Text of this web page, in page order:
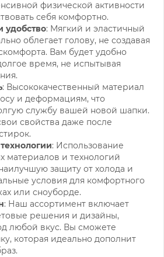
физической активности
себя комфортно.
удобство: Мягкий и эластичный
облегает голову, не создавая
Вам будет удобно
время, не испытывая
: Высококачественный материал
и деформациям, что
службу вашей новой шапки.
свойства даже после
: Использование
материалов и технологий
защиту от холода и
условия для комфортного
или сноуборде.
: Наш ассортимент включает
решения и дизайны,
любой вкус. Вы сможете
которая идеально дополнит